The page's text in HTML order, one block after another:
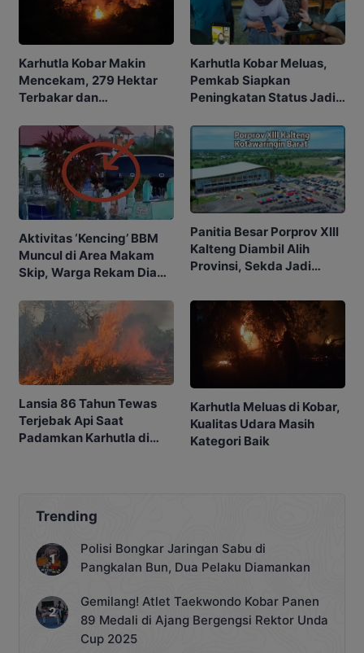
Karhutla Kobar Makin
Mencekam, 279 Hektar
Terbakar dan
Terganggu
Karhutla Kobar Meluas,
Pemkab Siapkan
Peningkatan Status Jadi
Aktivitas ‘Kencing’ BBM
Muncul di Area Makam
Skip, Warga Rekam Diam-
Panitia Besar Porprov Xlll
Kalteng Diambil Alih
Provinsi, Sekda Jadi
Lansia 86 Tahun Tewas
Terjebak Api Saat
Padamkan Karhutla di
Karhutla Meluas di Kobar,
Kualitas Udara Masih
Kategori Baik
Trending
Polisi Bongkar Jaringan Sabu di
Pangkalan Bun, Dua Pelaku Diamankan
Gemilang! Atlet Taekwondo Kobar Panen
89 Medali di Ajang Bergengsi Rektor Unda
Cup 2025